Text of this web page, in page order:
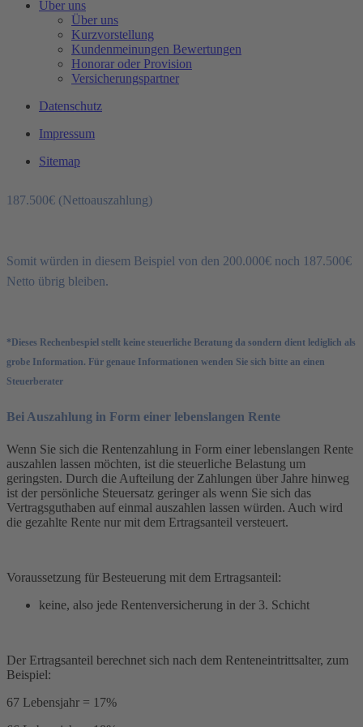
Über uns
Über uns
Kurzvorstellung
Kundenmeinungen Bewertungen
Honorar oder Provision
Versicherungspartner
Datenschutz
Impressum
Sitemap
150.000€ (steuerfrei)
50.000€ (andere Hälfte der Erträge) - 25% (angenommener
persönlicher Steuersatz) =
12.500€ (Steuern an das Finanzamt)
150.000€ (steuerfrei) =
187.500€ (Nettoauszahlung)
Somit würden in diesem Beispiel von den 200.000€ noch 187.500€
Netto übrig bleiben.
*Dieses Rechenbespiel stellt keine steuerliche Beratung da sondern dient lediglich als
grobe Information. Für genaue Informationen wenden Sie sich bitte an einen
Steuerberater
Bei Auszahlung in Form einer lebenslangen Rente
Wenn Sie sich die Rentenzahlung in Form einer lebenslangen Rente
auszahlen lassen möchten, ist die steuerliche Belastung um
geringsten. Durch die Aufteilung der Zahlungen über Jahre hinweg
ist der persönliche Steuersatz geringer als wenn Sie sich das
Vertragsguthaben auf einmal auszahlen lassen würden. Auch wird
die gezahlte Rente nur mit dem Ertragsanteil versteuert.
Voraussetzung für Besteuerung mit dem Ertragsanteil:
keine, also jede Rentenversicherung in der 3. Schicht
Der Ertragsanteil berechnet sich nach dem Renteneintrittsalter, zum
Beispiel:
67 Lebensjahr = 17%